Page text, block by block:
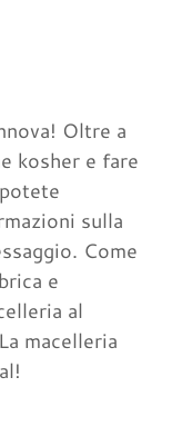
Oltre a
kosher e fare
sulla
Come
e
al
La macelleria